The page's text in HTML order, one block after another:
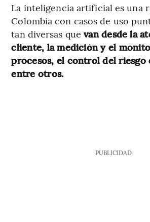
La inteligencia artificial es una
Colombia con casos de uso
tan diversas quevan desde la
cliente, la medición y el
procesos, el control del
entre otros.
PUBLICIDAD